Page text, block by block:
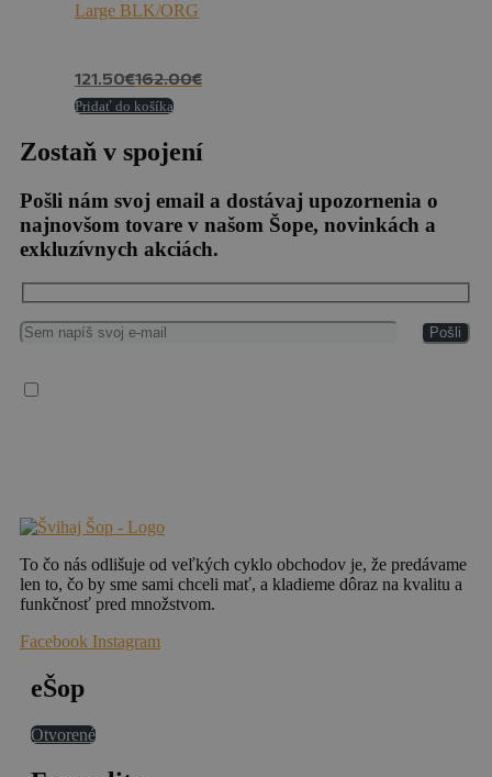
Large BLK/ORG
121.50€162.00€
Pridať do košíka
Zostaň v spojení
Pošli nám svoj email a dostávaj upozornenia o
najnovšom tovare v našom Šope, novinkách a
exkluzívnych akciách.
To čo nás odlišuje od veľkých cyklo obchodov je, že predávame
len to, čo by sme sami chceli mať, a kladieme dôraz na kvalitu a
funkčnosť pred množstvom.
Facebook Instagram
eŠop
Otvorené